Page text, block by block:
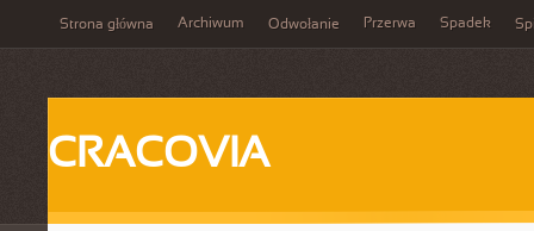
Strona główna Archiwum Odwołanie Przerwa Spadek
CRACOVIA